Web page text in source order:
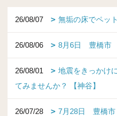
26/08/07 無垢の床でペッ
26/08/06 8月6日 豊橋
26/08/01
地震をきっかけ
てみませんか？ 【神谷】
26/07/28 7月28日 豊橋